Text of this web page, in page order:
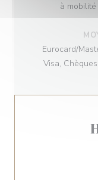
à
Eurocard/
Visa,